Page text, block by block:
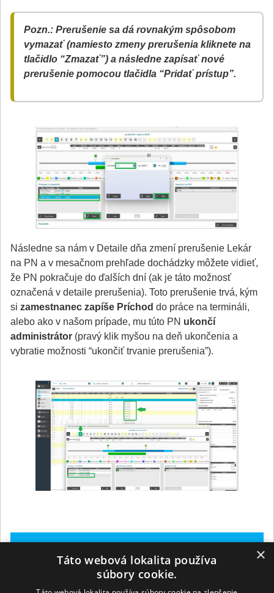
Pozn.: Prerušenie sa dá rovnakým spôsobom
vymazať (namiesto zmeny prerušenia kliknete na
tlačidlo “Zmazať”) a následne zapísať nové
prerušenie pomocou tlačidla “Pridať prístup”.
Následne sa nám v Detaile dňa zmení prerušenie Lekár
na PN a v mesačnom prehľade dochádzky môžete vidieť,
že PN pokračuje do ďalších dní (ak je táto možnosť
označená v detaile prerušenia). Toto prerušenie trvá, kým
si zamestnanec zapíše Príchod do práce na termináli,
alebo ako v našom prípade, mu túto PN ukončí
administrátor (pravý klik myšou na deň ukončenia a
vybratie možnosti “ukončiť trvanie prerušenia”).
8.3.1 Vytvorenie, úprava a
vymazanie prerušenia
“Nahrádza saldo”
×
Táto webová lokalita používa
súbory cookie.